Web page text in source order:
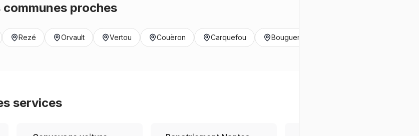
proches
Rezé Orvault Vertou Couëron Carquefou Bouguenais
services